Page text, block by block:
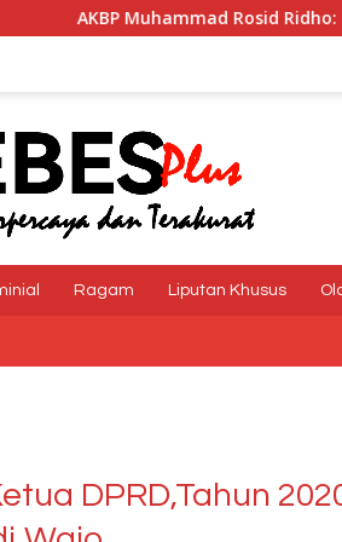
Rosid Ridho: Pangkat Adalah
Ragam Liputan Khusus
DPRD,Tahun